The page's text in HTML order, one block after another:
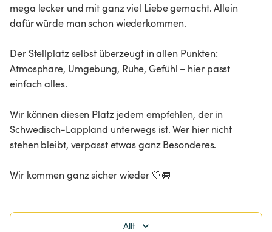
mega lecker und mit ganz viel Liebe gemacht. Allein
dafür würde man schon wiederkommen.
Der Stellplatz selbst überzeugt in allen Punkten:
Atmosphäre, Umgebung, Ruhe, Gefühl – hier passt
einfach alles.
Wir können diesen Platz jedem empfehlen, der in
Schwedisch-Lappland unterwegs ist. Wer hier nicht
stehen bleibt, verpasst etwas ganz Besonderes.
Wir kommen ganz sicher wieder 🤍🚐
Allt